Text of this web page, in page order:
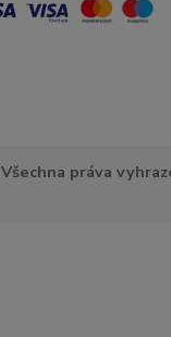
Všechna práva